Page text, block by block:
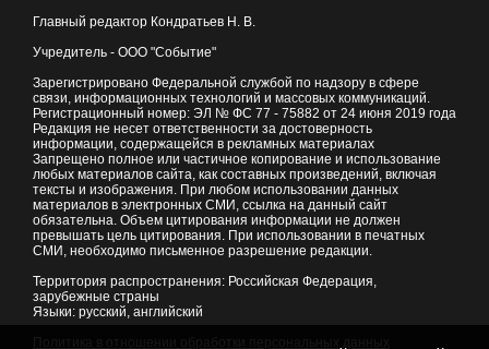
Главный редактор Кондратьев Н. В.
Учредитель - ООО "Событие"
Зарегистрировано Федеральной службой по надзору в сфере
связи, информационных технологий и массовых коммуникаций.
Регистрационный номер: ЭЛ № ФС 77 - 75882 от 24 июня 2019 года
Редакция не несет ответственности за достоверность
информации, содержащейся в рекламных материалах
Запрещено полное или частичное копирование и использование
любых материалов сайта, как составных произведений, включая
тексты и изображения. При любом использовании данных
материалов в электронных СМИ, ссылка на данный сайт
обязательна. Объем цитирования информации не должен
превышать цель цитирования. При использовании в печатных
СМИ, необходимо письменное разрешение редакции.
Территория распространения: Российская Федерация,
зарубежные страны
Языки: русский, английский